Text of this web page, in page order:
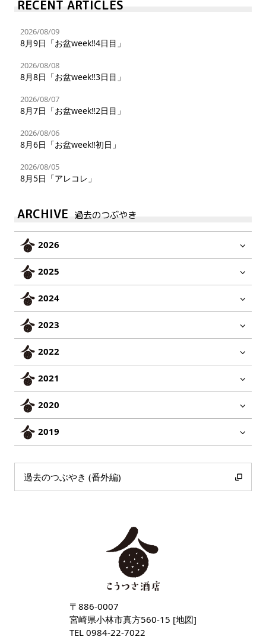
RECENT ARTICLES
2026/08/09
8月9日「お盆week‼︎4日目」
2026/08/08
8月8日「お盆week‼︎3日目」
2026/08/07
8月7日「お盆week‼︎2日目」
2026/08/06
8月6日「お盆week‼︎初日」
2026/08/05
8月5日「アレコレ」
ARCHIVE 過去のつぶやき
2026
2025
2024
2023
2022
2021
2020
2019
過去のつぶやき (番外編)
〒886-0007
宮崎県小林市真方560-15 [地図]
TEL 0984-22-7022